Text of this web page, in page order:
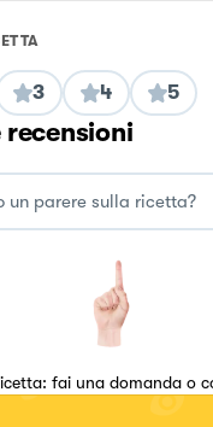
3 4 5
recensioni
fai una domanda o